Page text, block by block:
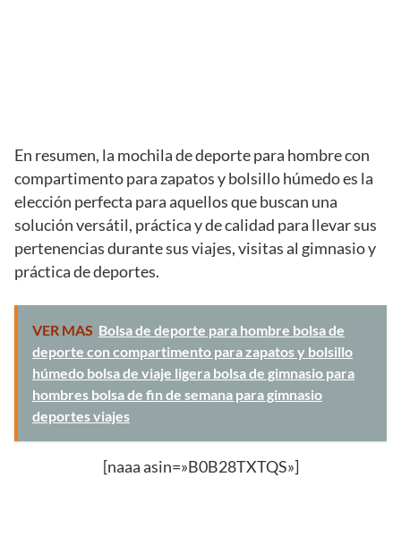
En resumen, la mochila de deporte para hombre con
compartimento para zapatos y bolsillo húmedo es la
elección perfecta para aquellos que buscan una
solución versátil, práctica y de calidad para llevar sus
pertenencias durante sus viajes, visitas al gimnasio y
práctica de deportes.
VER MAS Bolsa de deporte para hombre bolsa de
deporte con compartimento para zapatos y bolsillo
húmedo bolsa de viaje ligera bolsa de gimnasio para
hombres bolsa de fin de semana para gimnasio
deportes viajes
[naaa asin=»B0B28TXTQS»]